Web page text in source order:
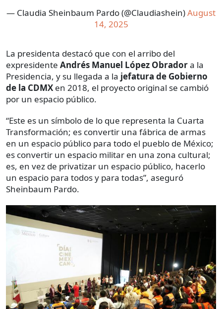
— Claudia Sheinbaum Pardo (@Claudiashein)August
14, 2025
La presidenta destacó que con el arribo del
expresidente Andrés Manuel López Obradora la
Presidencia, y su llegada a la jefatura de Gobierno
de la CDMX en 2018, el proyecto original se cambió
por un espacio público.
“Este es un símbolo de lo que representa la Cuarta
Transformación; es convertir una fábrica de armas
en un espacio público para todo el pueblo de México;
es convertir un espacio militar en una zona cultural;
es, en vez de privatizar un espacio público, hacerlo
un espacio para todos y para todas”, aseguró
Sheinbaum Pardo.